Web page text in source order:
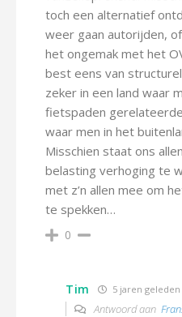
toch een alternatief
weer gaan autorijden,
het ongemak met het
best eens van
zeker in een land waar
fietspaden
waar men in het
Misschien staat ons
belasting verhoging te
met z’n allen mee om
te spekken…
0
Tim 5 jaren geleden
Antwoord aan